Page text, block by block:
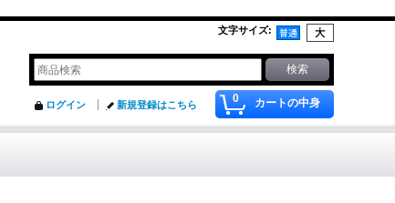
文字サイズ:
0 カートの中身
ログイン 新規登録はこちら